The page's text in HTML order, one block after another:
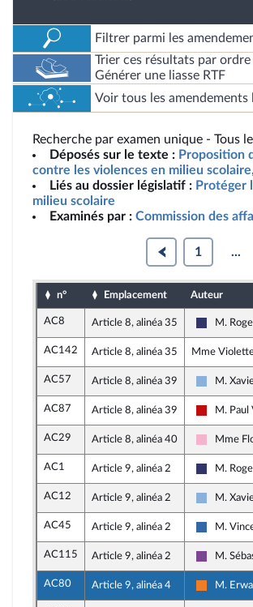
Filtrer parmi les
Trier ces résultats par ordre
Générer une liasse RTF
Voir tous les
Recherche par examen unique - Tous
Déposés sur le texte : Proposition
contre les violences en milieu
Liés au dossier législatif : Protéger
milieu scolaire
Examinés par : Commission des
1 ...
n° Emplacement Auteur
AC8 Article 8, alinéa 35 M.
AC142 Article 8, alinéa 35 Mme
AC57 Article 8, alinéa 39
Droite
M.
AC87 Article 8, alinéa 39
La
M. Paul
AC29 Article 8, alinéa 40 Mme
AC1 Article 9, alinéa 2 M.
AC12 Article 9, alinéa 2
Droite
M.
AC45 Article 9, alinéa 2
Union
M.
AC115 Article 9, alinéa 2
Ensemble
M.
AC80 Article 9, alinéa 4
Les
M.